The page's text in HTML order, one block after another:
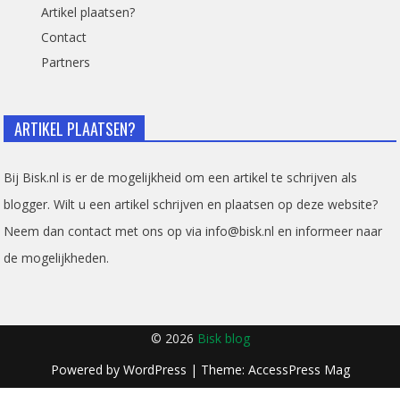
Artikel plaatsen?
Contact
Partners
ARTIKEL PLAATSEN?
Bij Bisk.nl is er de mogelijkheid om een artikel te schrijven als
blogger. Wilt u een artikel schrijven en plaatsen op deze website?
Neem dan contact met ons op via info@bisk.nl en informeer naar
de mogelijkheden.
© 2026 Bisk blog
Powered by WordPress | Theme: AccessPress Mag